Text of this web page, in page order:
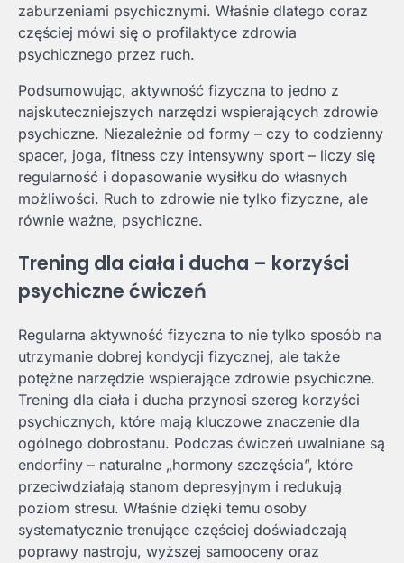
zaburzeniami psychicznymi. Właśnie dlatego coraz
częściej mówi się o profilaktyce zdrowia
psychicznego przez ruch.
Podsumowując, aktywność fizyczna to jedno z
najskuteczniejszych narzędzi wspierających zdrowie
psychiczne. Niezależnie od formy – czy to codzienny
spacer, joga, fitness czy intensywny sport – liczy się
regularność i dopasowanie wysiłku do własnych
możliwości. Ruch to zdrowie nie tylko fizyczne, ale
równie ważne, psychiczne.
Trening dla ciała i ducha – korzyści
psychiczne ćwiczeń
Regularna aktywność fizyczna to nie tylko sposób na
utrzymanie dobrej kondycji fizycznej, ale także
potężne narzędzie wspierające zdrowie psychiczne.
Trening dla ciała i ducha przynosi szereg korzyści
psychicznych, które mają kluczowe znaczenie dla
ogólnego dobrostanu. Podczas ćwiczeń uwalniane są
endorfiny – naturalne „hormony szczęścia”, które
przeciwdziałają stanom depresyjnym i redukują
poziom stresu. Właśnie dzięki temu osoby
systematycznie trenujące częściej doświadczają
poprawy nastroju, wyższej samooceny oraz